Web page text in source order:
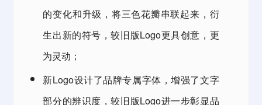
的变化和升级，将三色花瓣串联起来，衍
生出新的符号，较旧版Logo更具创意，更
为灵动；
新Logo设计了品牌专属字体，增强了文字
部分的辨识度，较旧版Logo进一步彰显品